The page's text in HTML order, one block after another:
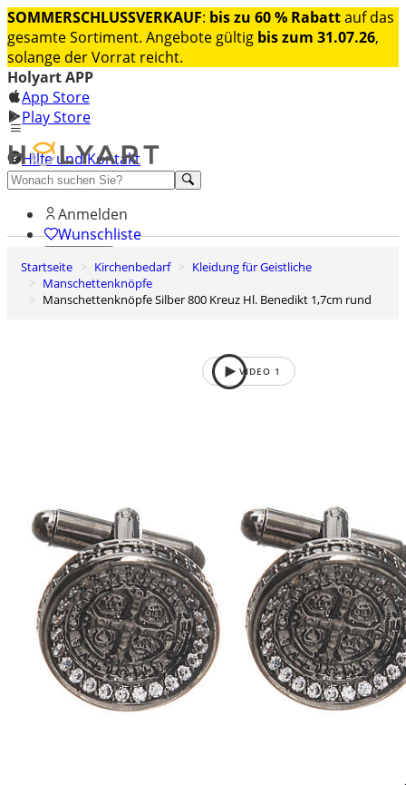
SOMMERSCHLUSSVERKAUF: bis zu 60 % Rabattauf das
gesamte Sortiment. Angebote gültig bis zum 31.07.26,
solange der Vorrat reicht.
Holyart APP
App Store
Play Store
Hilfe und Kontakt
Entdecken Sie Premium
Anmelden
Wunschliste
0
Warenkorb
Startseite Kirchenbedarf
Kleidung für Geistliche
Manschettenknöpfe
Manschettenknöpfe Silber 800 Kreuz Hl. Benedikt 1,7cm rund
VIDEO 1